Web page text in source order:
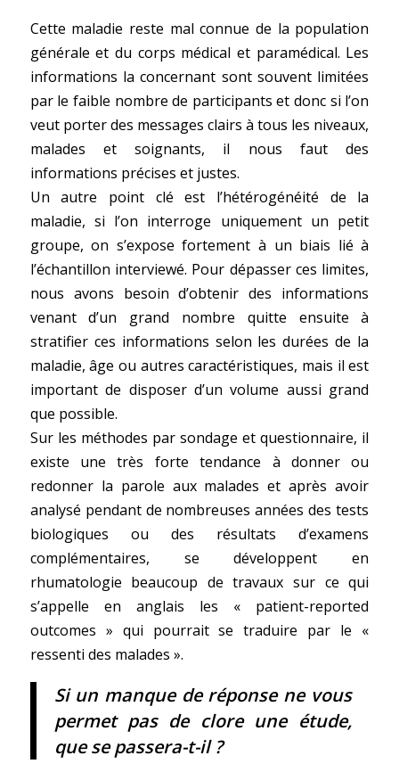
Cette maladie reste mal connue de la population
générale et du corps médical et paramédical. Les
informations la concernant sont souvent limitées
par le faible nombre de participants et donc si l’on
veut porter des messages clairs à tous les niveaux,
malades et soignants, il nous faut des
informations précises et justes.
Un autre point clé est l’hétérogénéité de la
maladie, si l’on interroge uniquement un petit
groupe, on s’expose fortement à un biais lié à
l’échantillon interviewé. Pour dépasser ces limites,
nous avons besoin d’obtenir des informations
venant d’un grand nombre quitte ensuite à
stratifier ces informations selon les durées de la
maladie, âge ou autres caractéristiques, mais il est
important de disposer d’un volume aussi grand
que possible.
Sur les méthodes par sondage et questionnaire, il
existe une très forte tendance à donner ou
redonner la parole aux malades et après avoir
analysé pendant de nombreuses années des tests
biologiques ou des résultats d’examens
complémentaires, se développent en
rhumatologie beaucoup de travaux sur ce qui
s’appelle en anglais les « patient-reported
outcomes » qui pourrait se traduire par le «
ressenti des malades ».
Si un manque de réponse ne vous
permet pas de clore une étude,
que se passera-t-il ?